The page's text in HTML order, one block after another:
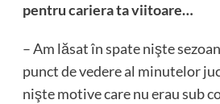
pentru cariera ta viitoare…
– Am lăsat în spate nişte
punct de vedere al minutelor
nişte motive care nu erau sub